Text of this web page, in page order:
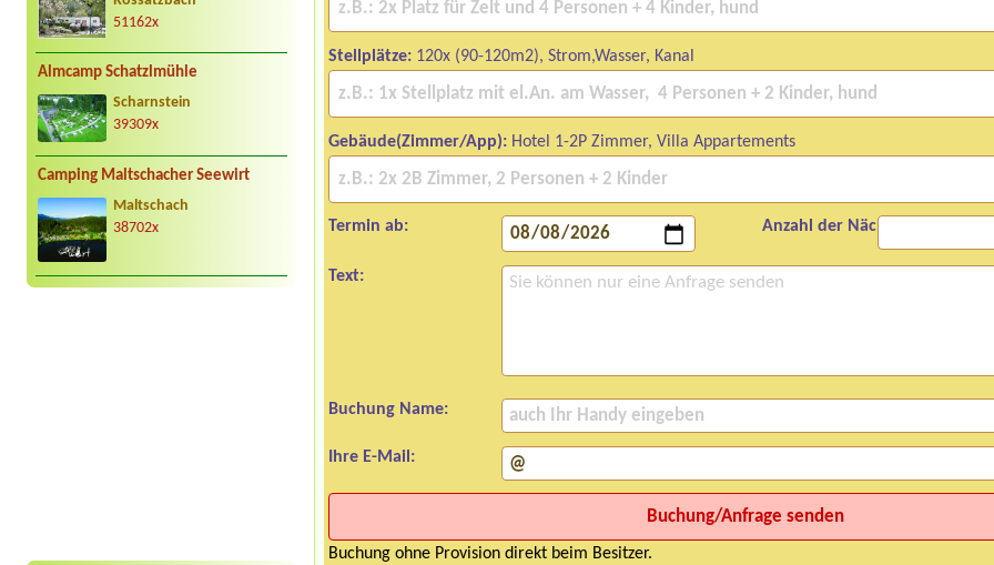
51162x
Almcamp Schatzlmühle
Scharnstein
39309x
Camping Maltschacher Seewirt
Maltschach
38702x
Stellplätze: 120x (90-120m2), Strom,Wasser, Kanal
Gebäude(Zimmer/App): Hotel 1-2P Zimmer, Villa Appartements
Termin ab: Anzahl der Nächte:
Text:
Buchung Name:
Ihre E-Mail:
Buchung ohne Provision direkt beim Besitzer.